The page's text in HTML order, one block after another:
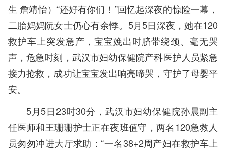
生 詹靖怡）“还好有你们！”回忆起深夜的惊险一幕，
二胎妈妈阮女士仍心有余悸。5月5日深夜，她在120
救护车上突发急产，宝宝娩出时脐带绕颈、毫无哭
声，危急时刻，武汉市妇幼保健院产科医护人员紧急
接力抢救，成功让宝宝发出响亮啼哭，守护了母婴平
安。
5月5日23时30分，武汉市妇幼保健院孙晨副主
任医师和王珊珊护士正在夜班值守，两名120急救人
员匆匆冲进大厅求助：“一名38+2周产妇在救护车上